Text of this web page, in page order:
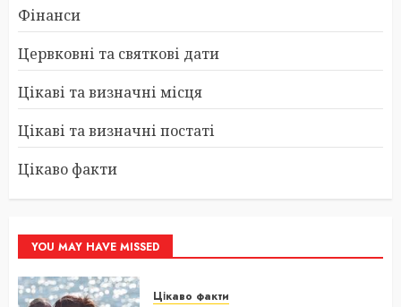
Фінанси
Цервковні та святкові дати
Цікаві та визначні місця
Цікаві та визначні постаті
Цікаво факти
YOU MAY HAVE MISSED
Цікаво факти